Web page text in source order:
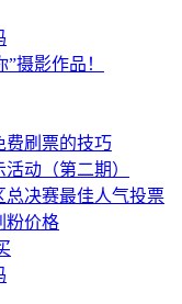
摄影作品！
费刷票的技巧
动（第二期）
总决赛最佳人气投票
粉价格